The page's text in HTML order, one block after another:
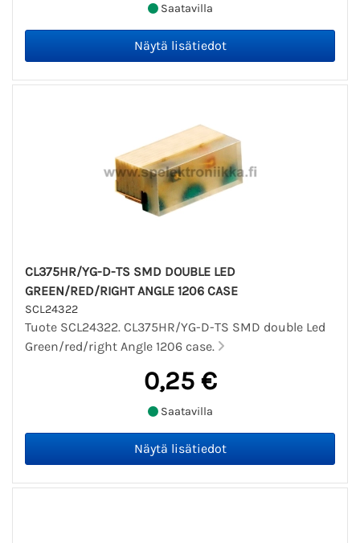
Saatavilla
CL375HR/YG-D-TS SMD DOUBLE LED
GREEN/RED/RIGHT ANGLE 1206 CASE
SCL24322
Tuote SCL24322. CL375HR/YG-D-TS SMD double Led
Green/red/right Angle 1206 case.
0,25 €
Saatavilla